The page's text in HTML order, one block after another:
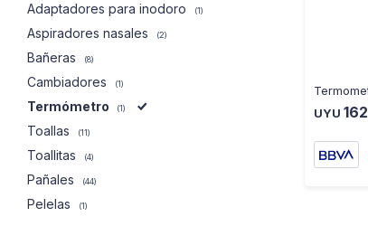
UYU 162
Adaptadores para inodoro (1)
Aspiradores nasales (2)
Bañeras (8)
Cambiadores (1)
Termómetro (1)
Toallas (11)
Toallitas (4)
Pañales (44)
Pelelas (1)